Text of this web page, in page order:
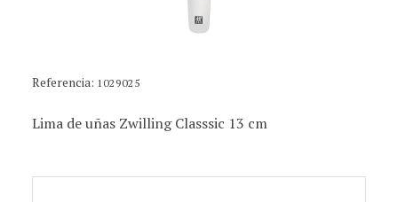
Referencia: 1029025
Lima de uñas Zwilling Classsic 13 cm